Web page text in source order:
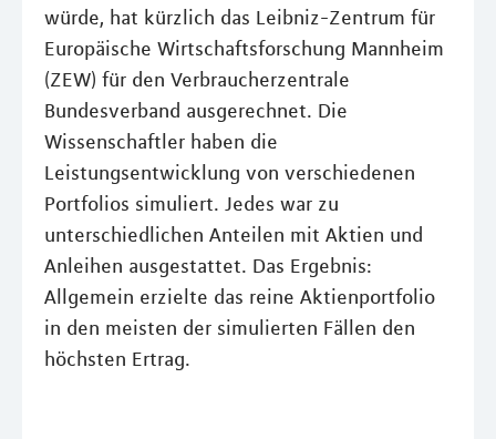
würde, hat kürzlich das Leibniz-Zentrum für
Europäische Wirtschaftsforschung Mannheim
(ZEW) für den Verbraucherzentrale
Bundesverband ausgerechnet. Die
Wissenschaftler haben die
Leistungsentwicklung von verschiedenen
Portfolios simuliert. Jedes war zu
unterschiedlichen Anteilen mit Aktien und
Anleihen ausgestattet. Das Ergebnis:
Allgemein erzielte das reine Aktienportfolio
in den meisten der simulierten Fällen den
höchsten Ertrag.